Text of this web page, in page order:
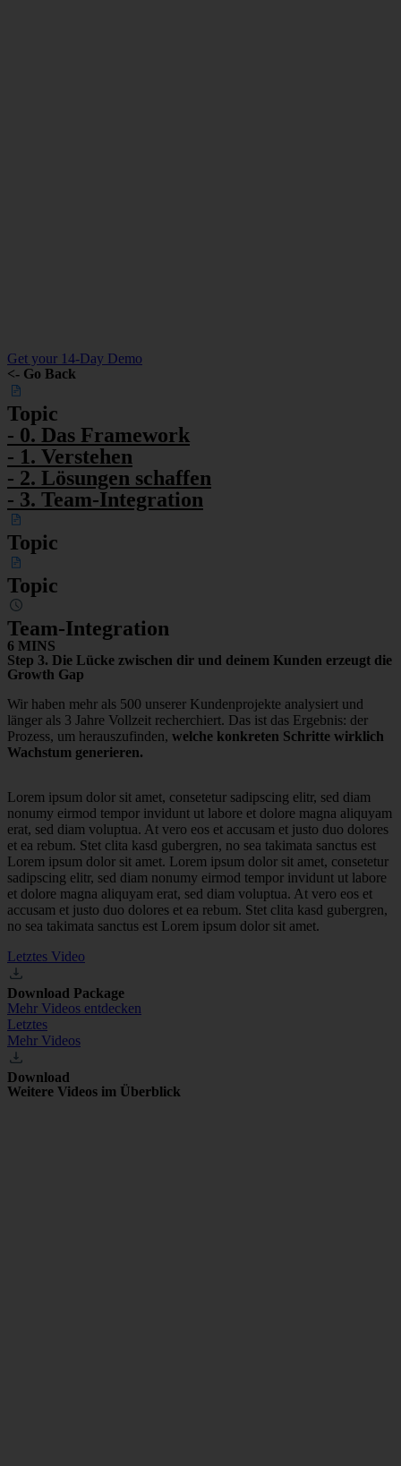
Get your 14-Day Demo
<- Go Back
Topic
- 0. Das Framework
- 1. Verstehen
- 2. Lösungen schaffen
- 3. Team-Integration
Topic
Topic
Team-Integration
6 MINS
Step 3. Die Lücke zwischen dir und deinem Kunden erzeugt die
Growth Gap
Wir haben mehr als 500 unserer Kundenprojekte analysiert und
länger als 3 Jahre Vollzeit recherchiert. Das ist das Ergebnis: der
Prozess, um herauszufinden, welche konkreten Schritte wirklich
Wachstum generieren.
Lorem ipsum dolor sit amet, consetetur sadipscing elitr, sed diam
nonumy eirmod tempor invidunt ut labore et dolore magna aliquyam
erat, sed diam voluptua. At vero eos et accusam et justo duo dolores
et ea rebum. Stet clita kasd gubergren, no sea takimata sanctus est
Lorem ipsum dolor sit amet. Lorem ipsum dolor sit amet, consetetur
sadipscing elitr, sed diam nonumy eirmod tempor invidunt ut labore
et dolore magna aliquyam erat, sed diam voluptua. At vero eos et
accusam et justo duo dolores et ea rebum. Stet clita kasd gubergren,
no sea takimata sanctus est Lorem ipsum dolor sit amet.
Letztes Video
Download Package
Mehr Videos entdecken
Letztes
Mehr Videos
Download
Weitere Videos im Überblick